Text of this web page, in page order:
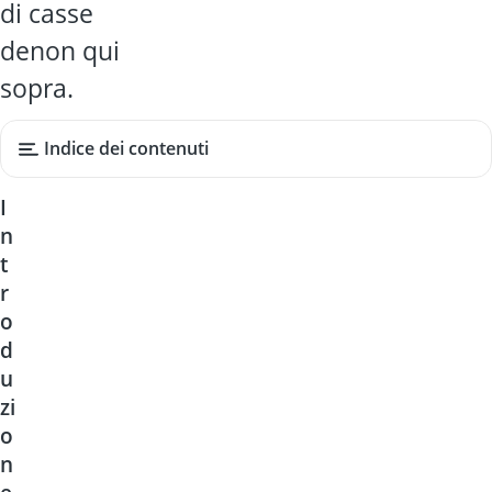
di casse
denon qui
sopra.
Indice dei contenuti
I
n
t
r
o
d
u
zi
o
n